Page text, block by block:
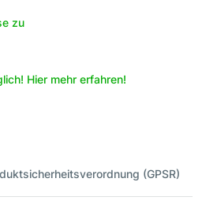
zu
Hier mehr erfahren!
(GPSR)